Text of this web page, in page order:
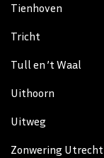
Tienhoven
Tricht
Tull en ’t Waal
Uithoorn
Uitweg
Zonwering Utrecht